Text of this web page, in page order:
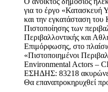
για το έργο «Κατασκευή
και την εγκατάσταση του
Πιστοποίησης των
Περιβαλλοντικής και
Επιμόρφωσης, στο
«Πιστοποιημένοι
Environmental Actors –
ΕΣΗΔΗΣ: 83218
Θα επαναπροκηρυχθεί